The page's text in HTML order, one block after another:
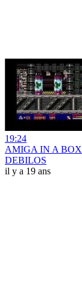
19:24
AMIGA IN A BOX
DEBILOS
il y a 19 ans